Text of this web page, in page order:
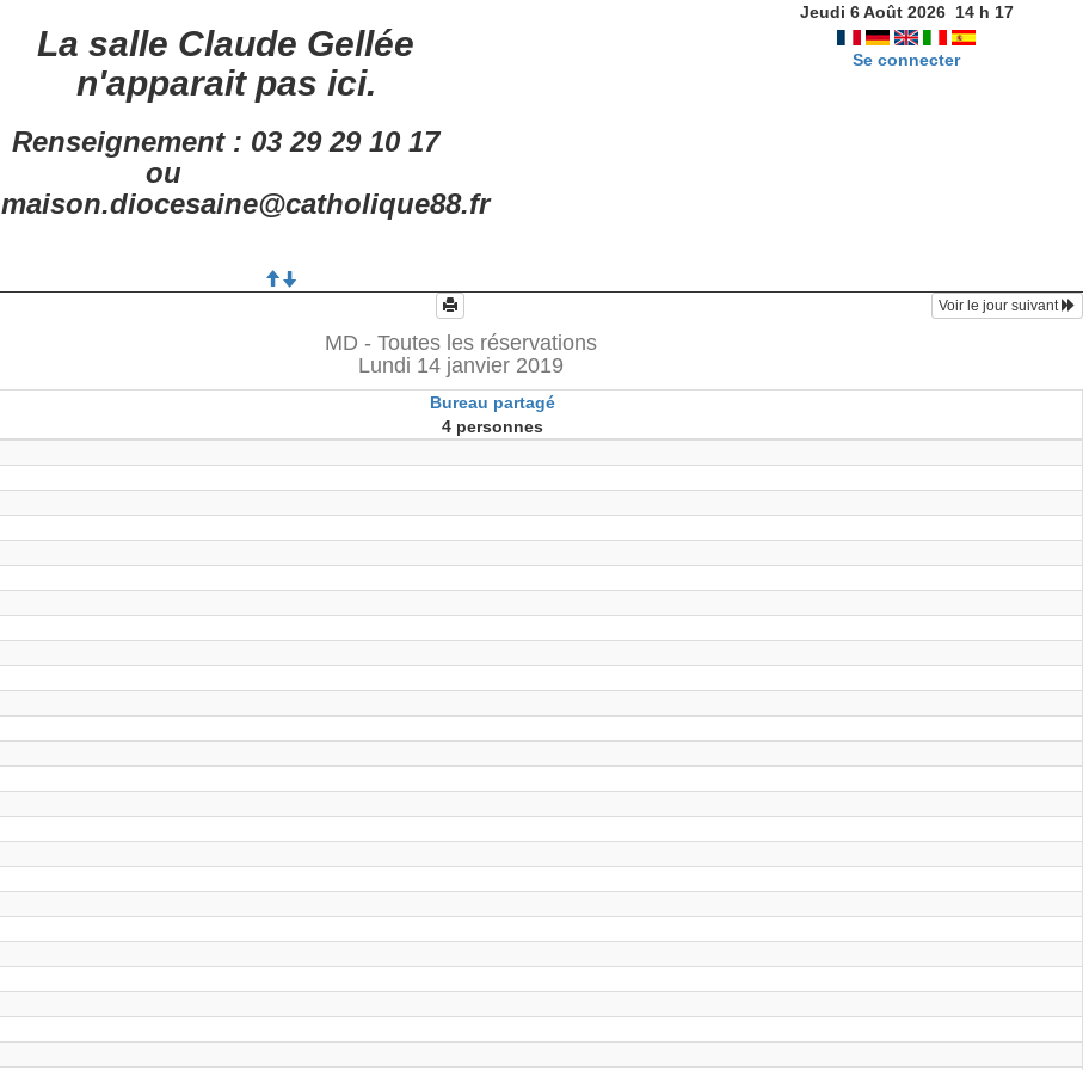
La salle Claude Gellée
n'apparait pas ici.
Renseignement : 03 29 29 10 17
ou
maison.diocesaine@catholique88.fr
Jeudi 6 Août 2026 14h 17
Se connecter
Bureau partagé
4 personnes
Voir le jour suivant
MD - Toutes les réservations
Lundi 14 janvier 2019